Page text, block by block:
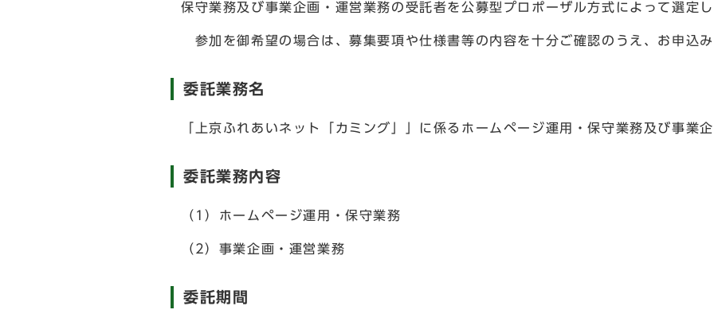
保守業務及び事業企画・運営業務の受託者を公募型プロポーザル方式によって選定し
参加を御希望の場合は、募集要項や仕様書等の内容を十分ご確認のうえ、お申込み
委託業務名
「上京ふれあいネット「カミング」」に係るホームページ運用・保守業務及び事業
委託業務内容
（1）ホームページ運用・保守業務
（2）事業企画・運営業務
委託期間